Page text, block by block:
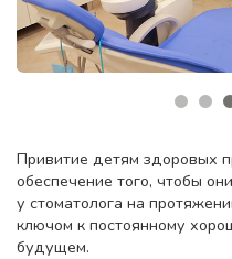
Привитие детям здоровых
обеспечение того, чтобы
у стоматолога на
ключом к постоянному
будущем.